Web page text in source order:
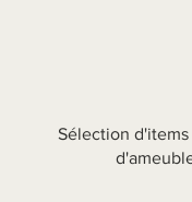
Sélection